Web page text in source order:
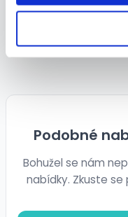
Podobné
Podobné
Bohužel se nám
nabídky. Zkuste